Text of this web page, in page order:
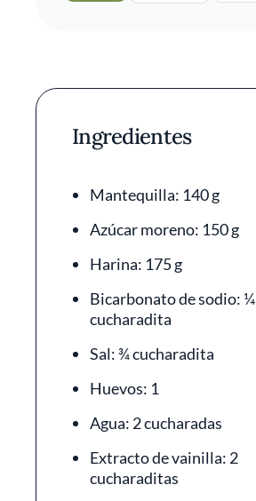
Ingredientes
Mantequilla: 140 g
Azúcar moreno: 150 g
Harina: 175 g
Bicarbonato de sodio: ¼
cucharadita
Sal: ¾ cucharadita
Huevos: 1
Agua: 2 cucharadas
Extracto de vainilla: 2
cucharaditas